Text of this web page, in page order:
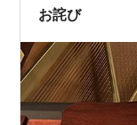
これはまだマシ
お詫び